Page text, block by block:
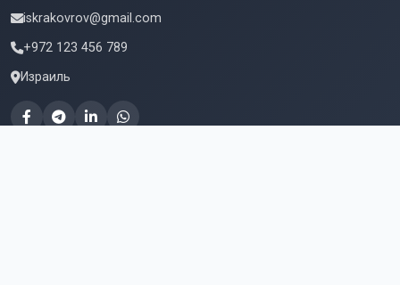
iskrakovrov@gmail.com
+972 123 456 789
Израиль